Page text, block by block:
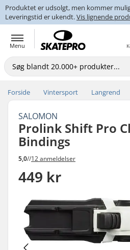
Produktet er udsolgt, men kommer
Leveringstid er ukendt.Vis lignende
Menu
Forside Vintersport Langrend
SALOMON
Prolink Shift Pro
Bindings
5,0//12 anmeldelser
449 kr